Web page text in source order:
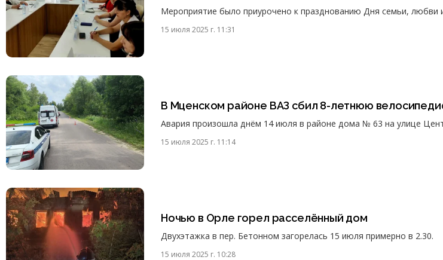
Мероприятие было приурочено к празднованию Дня семьи, любви
15 июля 2025 г. 11:31
В Мценском районе ВАЗ сбил 8-летнюю
Авария произошла днём 14 июля в районе дома № 63 на улице
15 июля 2025 г. 11:14
Ночью в Орле горел расселённый дом
Двухэтажка в пер. Бетонном загорелась 15 июля примерно в 2.30.
15 июля 2025 г. 10:28